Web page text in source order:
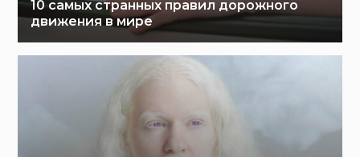
10 самых странных правил дорожного
движения в мире